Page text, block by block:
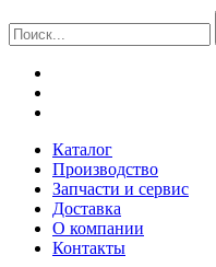
Каталог
Производство
Запчасти и сервис
Доставка
О компании
Контакты